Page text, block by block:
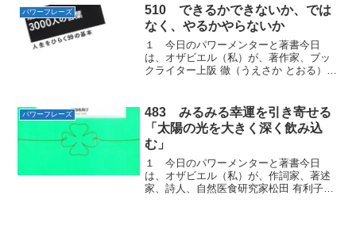
ます。２ 正しい「...
パワーフレーズ
510 できるかできないか、では
なく、やるかやらないか
１ 今日のパワーメンターと著書今日
は、オザビエル（私）が、著作家、ブッ
クライター上阪 徹（うえさか とおる）さ
ズ」をお届けします。２ 「結局、やる
かやらないか、なんで...
パワーフレーズ
483 みるみる幸運を引き寄せる
「太陽の光を大きく深く飲み込
む」
１ 今日のパワーメンターと著書今日
は、オザビエル（私）が、作詞家、著述
家、詩人、自然医食研究家松田 有利子